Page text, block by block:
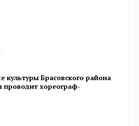
культуры Брасовского района
проводит хореограф-